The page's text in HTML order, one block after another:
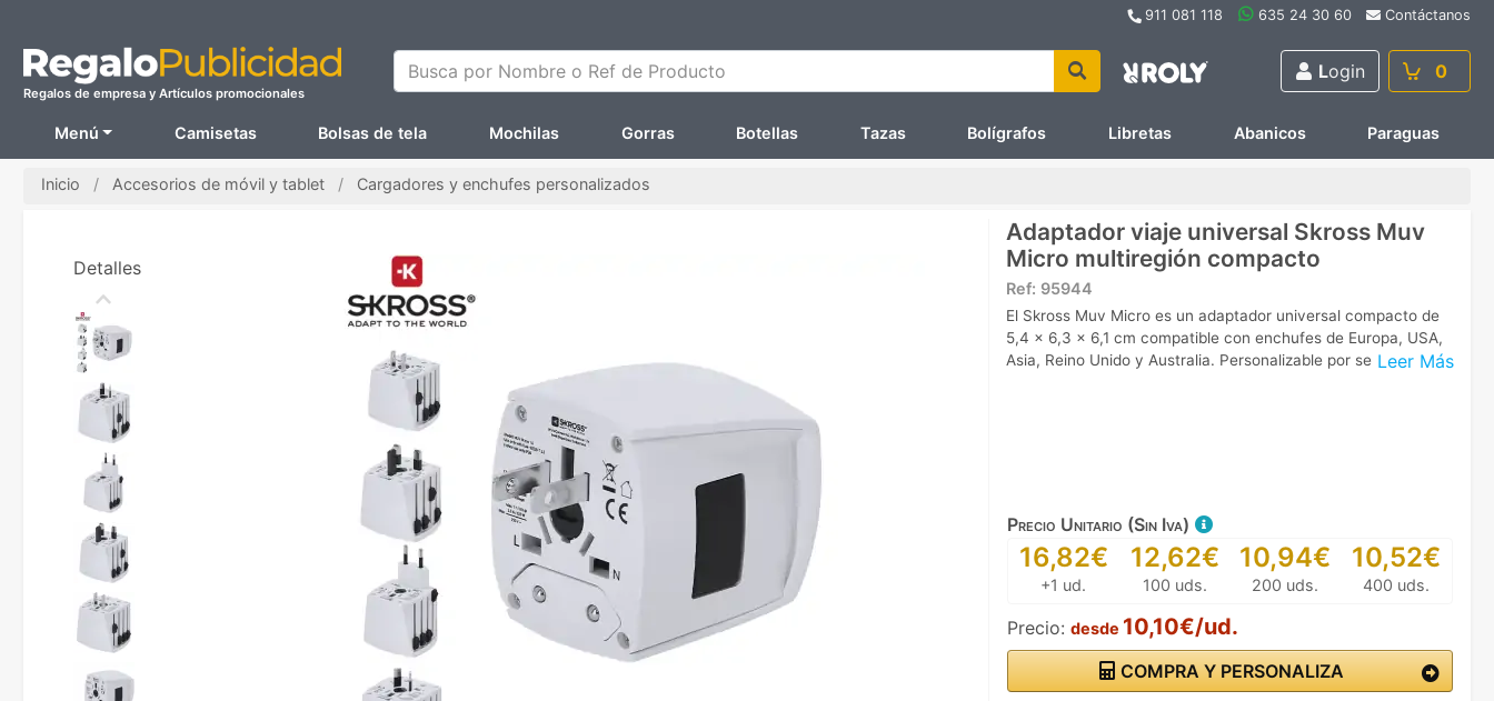
911 081 118 635 24 30 60 Contáctanos
Regalos de empresa y Artículos promocionales
Busca por Nombre o Ref de Producto Login 0
Menú Camisetas Bolsas de tela Mochilas Gorras Botellas Tazas Bolígrafos Libretas Abanicos Paraguas
Inicio Accesorios de móvil y tablet Cargadores y enchufes personalizados
Adaptador viaje universal Skross Muv
Micro multiregión compacto
Ref: 95944
Leer Más
El Skross Muv Micro es un adaptador universal compacto de
5,4 x 6,3 x 6,1 cm compatible con enchufes de Europa, USA,
Asia, Reino Unido y Australia. Personalizable por serigrafía.
Precio Unitario (Sin Iva)
16,82€
+1 ud.
12,62€
100 uds.
10,94€
200 uds.
10,52€
400 uds.
Precio: desde 10,10€/ud.
COMPRA Y PERSONALIZA
Detalles